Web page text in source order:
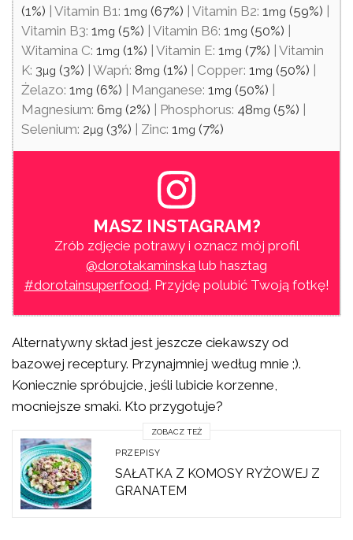
(1%) | Vitamin B1: 1 mg (67%) | Vitamin B2: 1 mg (59%) |
Vitamin B3: 1 mg (5%) | Vitamin B6: 1 mg (50%) |
Witamina C: 1 mg (1%) | Vitamin E: 1 mg (7%) | Vitamin
K: 3µg (3%) | Wapń: 8mg (1%) | Copper: 1 mg (50%) |
Żelazo: 1 mg (6%) | Manganese: 1 mg (50%) |
Magnesium: 6mg (2%) | Phosphorus: 48mg (5%) |
Selenium: 2µg (3%) | Zinc: 1 mg (7%)
MASZ INSTAGRAM?
Zrób zdjęcie potrawy i oznacz mój profil
@dorotakaminska lub hasztag
#dorotainsuperfood. Przyjdę polubić Twoją fotkę!
Alternatywny skład jest jeszcze ciekawszy od
bazowej receptury. Przynajmniej według mnie ;).
Koniecznie spróbujcie, jeśli lubicie korzenne,
mocniejsze smaki. Kto przygotuje?
ZOBACZ TEŻ
PRZEPISY
SAŁATKA Z KOMOSY RYŻOWEJ Z
GRANATEM